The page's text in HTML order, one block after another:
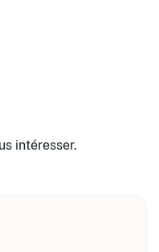
intéresser.